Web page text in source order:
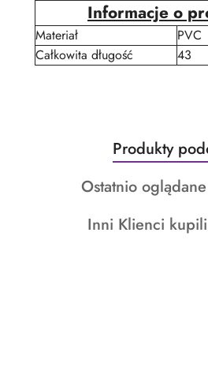
Informacje o
Materiał
PVC
Całkowita długość
43
Pomiń karuzelę produktów
Produkty
o
statusie:
Produkty
Produkty
statusie:
Ostatnio
Produkty
Inni Klienci